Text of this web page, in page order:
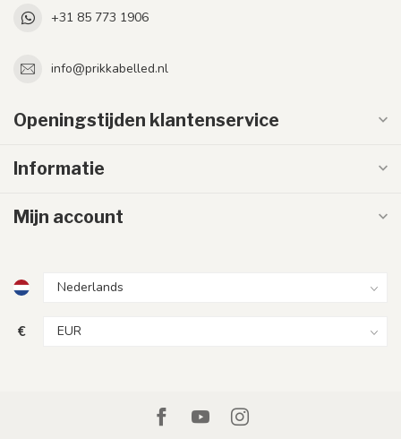
+31 85 773 1906
info@prikkabelled.nl
Openingstijden klantenservice
Informatie
Mijn account
€